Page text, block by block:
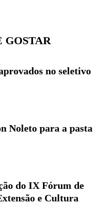
GOSTAR
no seletivo
Noleto para a pasta
do IX Fórum de
e Cultura